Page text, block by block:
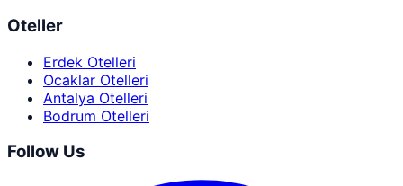
Oteller
Erdek Otelleri
Ocaklar Otelleri
Antalya Otelleri
Bodrum Otelleri
Follow Us